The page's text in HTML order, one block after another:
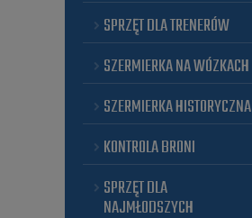
SPRZĘT DLA TRENERÓW
SZERMIERKA NA WÓZKACH
SZERMIERKA HISTORYCZNA
KONTROLA BRONI
SPRZĘT DLA
NAJMŁODSZYCH